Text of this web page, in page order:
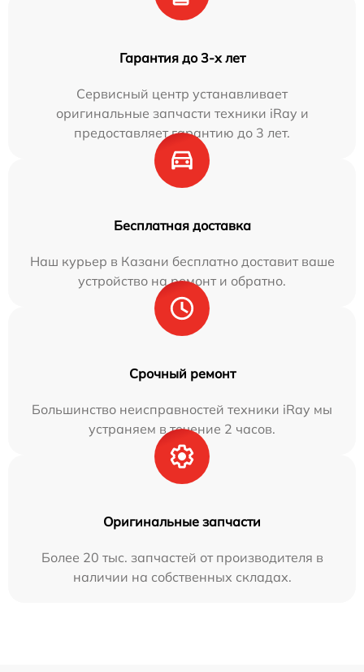
Гарантия до 3-х лет
Сервисный центр устанавливает
оригинальные запчасти техники iRay и
предоставляет гарантию до 3 лет.
Бесплатная доставка
Наш курьер в Казани бесплатно доставит ваше
устройство на ремонт и обратно.
Срочный ремонт
Большинство неисправностей техники iRay мы
устраняем в течение 2 часов.
Оригинальные запчасти
Более 20 тыс. запчастей от производителя в
наличии на собственных складах.